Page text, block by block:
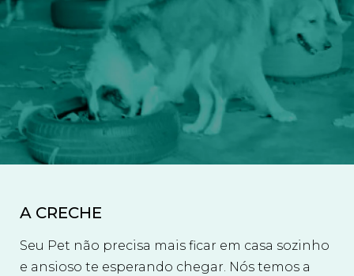
A CRECHE
Seu Pet não precisa mais ficar em casa sozinho
e ansioso te esperando chegar. Nós temos a